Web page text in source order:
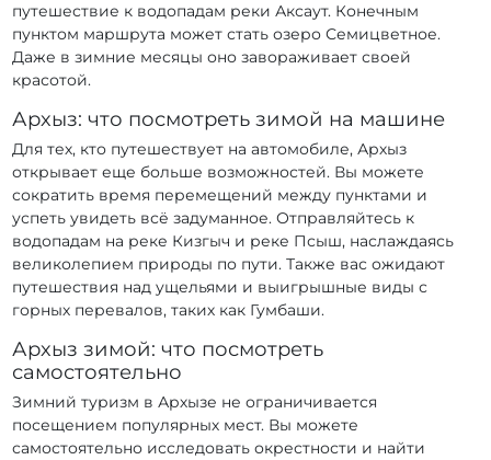
путешествие к водопадам реки Аксаут. Конечным
пунктом маршрута может стать озеро Семицветное.
Даже в зимние месяцы оно завораживает своей
красотой.
Архыз: что посмотреть зимой на машине
Для тех, кто путешествует на автомобиле, Архыз
открывает еще больше возможностей. Вы можете
сократить время перемещений между пунктами и
успеть увидеть всё задуманное. Отправляйтесь к
водопадам на реке Кизгыч и реке Псыш, наслаждаясь
великолепием природы по пути. Также вас ожидают
путешествия над ущельями и выигрышные виды с
горных перевалов, таких как Гумбаши.
Архыз зимой: что посмотреть
самостоятельно
Зимний туризм в Архызе не ограничивается
посещением популярных мест. Вы можете
самостоятельно исследовать окрестности и найти